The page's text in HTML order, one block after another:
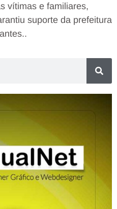
vítimas e familiares,
suporte da prefeitura